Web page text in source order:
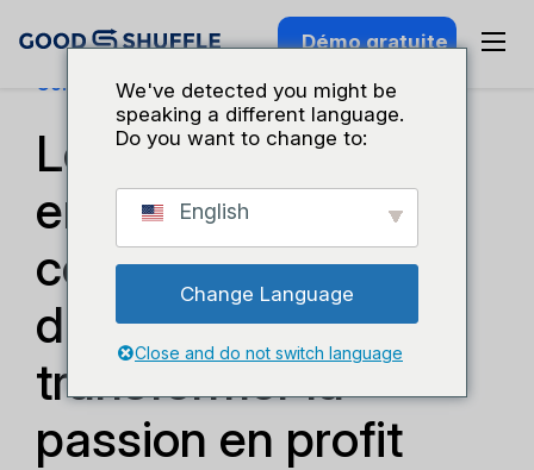
Démo gratuite
Connaissance Du Secteur
Le secret de cette
entreprise de
conception
d'événements pour
transformer la
passion en profit
We've detected you might be
speaking a different language.
Do you want to change to:
English
Change Language
Close and do not switch language